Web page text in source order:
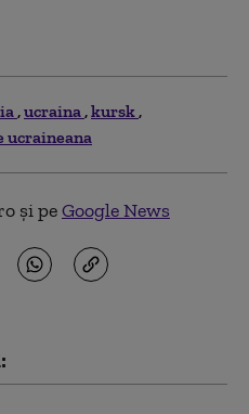
ucraina kursk
ucraineana
și peGoogle News